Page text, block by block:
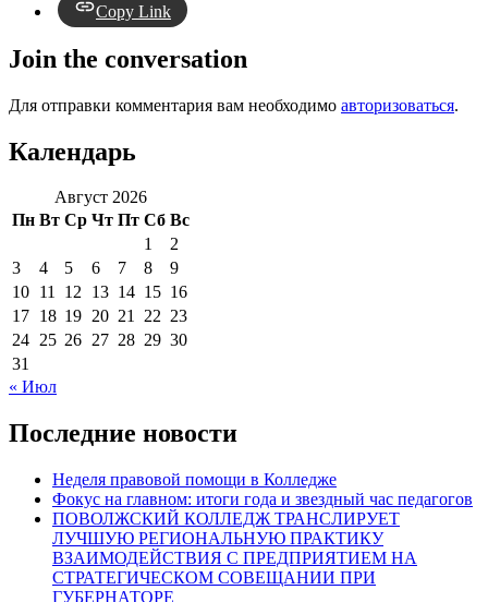
Copy Link
Join the conversation
Для отправки комментария вам необходимо авторизоваться.
Календарь
Август 2026
Пн Вт Ср Чт Пт Сб Вс
1
2
3
4 5 6 7 8
9
10 11 12 13 14 15 16
17 18 19 20 21 22 23
24 25 26 27 28 29 30
31
« Июл
Последние новости
Неделя правовой помощи в Колледже
Фокус на главном: итоги года и звездный час педагогов
ПОВОЛЖСКИЙ КОЛЛЕДЖ ТРАНСЛИРУЕТ
ЛУЧШУЮ РЕГИОНАЛЬНУЮ ПРАКТИКУ
ВЗАИМОДЕЙСТВИЯ С ПРЕДПРИЯТИЕМ НА
СТРАТЕГИЧЕСКОМ СОВЕЩАНИИ ПРИ
ГУБЕРНАТОРЕ